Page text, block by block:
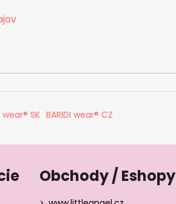
wear® SK BARIDI wear® CZ
Obchody / Eshopy